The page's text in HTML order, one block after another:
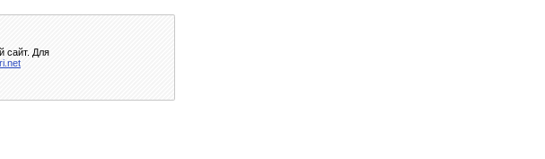
сайт. Для